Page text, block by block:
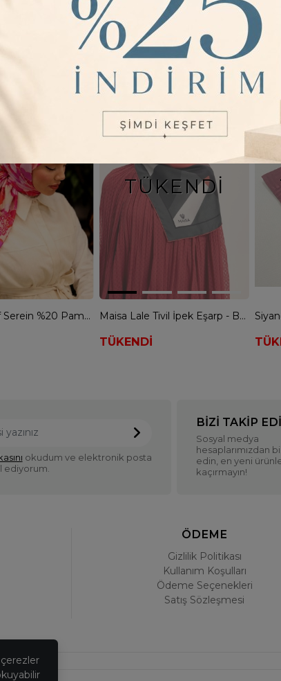
Fenza Scarf Serein %20 Pamuk % 80 Viskon Eşarp - FUŞYA
TÜKENDI
Renk
Maisa Lale Tivil İpek Eşarp - BORDO
TÜKENDİ
okudum ve elektronik posta
ediyorum.
BIZI TAKIP
Sosyal medya
hesaplarımızdan
edin, en yeni
kaçırmayın!
ÖDEME
Gizlilik Politikası
Kullanım Koşulları
Ödeme Seçenekleri
Satış Sözleşmesi